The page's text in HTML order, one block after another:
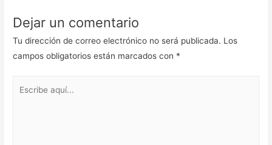
Dejar un comentario
Tu dirección de correo electrónico no será publicada. Los
campos obligatorios están marcados con *